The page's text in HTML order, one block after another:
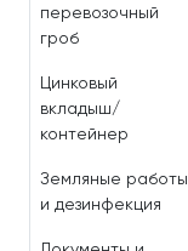
перевозочный
гроб
Цинковый
вкладыш/
контейнер
Земляные работы
и дезинфекция